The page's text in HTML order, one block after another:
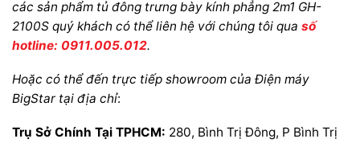
các sản phẩm tủ đông trưng bày kính phẳng 2m1 GH-
2100S quý khách có thể liên hệ với chúng tôi qua số
hotline: 0911.005.012.
Hoặc có thể đến trực tiếp showroom của Điện máy
BigStar tại địa chỉ:
Trụ Sở Chính Tại TPHCM: 280, Bình Trị Đông, P Bình Trị